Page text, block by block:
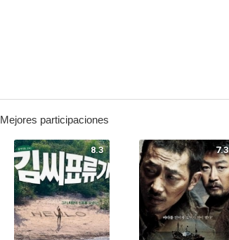
Mejores participaciones
8.3 7.3